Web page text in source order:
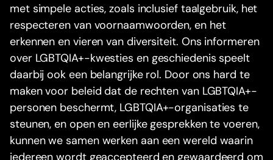
met simpele acties, zoals inclusief taalgebruik, het
respecteren van voornaamwoorden, en het
erkennen en vieren van diversiteit. Ons informeren
over LGBTQIA+-kwesties en geschiedenis speelt
daarbij ook een belangrijke rol. Door ons hard te
maken voor beleid dat de rechten van LGBTQIA+-
personen beschermt, LGBTQIA+-organisaties te
steunen, en open en eerlijke gesprekken te voeren,
kunnen we samen werken aan een wereld waarin
iedereen wordt geaccepteerd en gewaardeerd om